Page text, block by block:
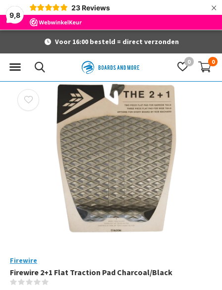
9,8
23 Reviews ×
0 0
Voor 16:00 besteld = direct verzonden
Firewire
Firewire 2+1 Flat Traction Pad Charcoal/Black